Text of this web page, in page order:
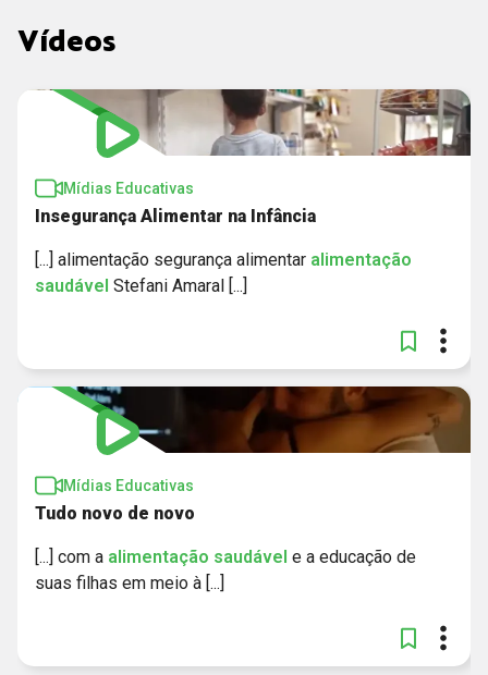
Vídeos
Mídias Educativas
Insegurança Alimentar na Infância
[...] alimentação segurança alimentar alimentação
saudável Stefani Amaral [...]
Mídias Educativas
Tudo novo de novo
[...] com a alimentação saudável e a educação de
suas filhas em meio à [...]